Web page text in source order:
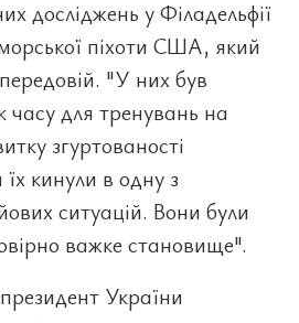
досліджень у Філадельфії
піхоти США, який
"У них був
часу для тренувань на
згуртованості
їх кинули в одну з
ситуацій. Вони були
важке становище".
України